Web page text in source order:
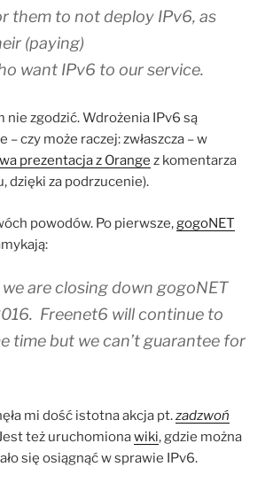
them to not deploy IPv6, as
(paying)
want IPv6 to our service.
nie zgodzić. Wdrożenia IPv6 są
– czy może raczej: zwłaszcza – w
prezentacja z Orange z komentarza
dzięki za podrzucenie).
powodów. Po pierwsze,gogoNET
:
are closing down gogoNET
Freenet6 will continue to
time but we can’t guarantee for
mi dość istotna akcja pt.zadzwoń
też uruchomionawiki, gdzie można
się osiągnąć w sprawie IPv6.